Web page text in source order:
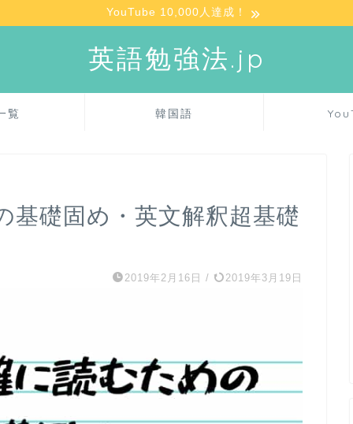
YouTube 10,000人達成！
英語勉強法.jp
覧 韓国語
基礎固め・英文解釈超基礎
2019年2月16日 / 2019年3月19日